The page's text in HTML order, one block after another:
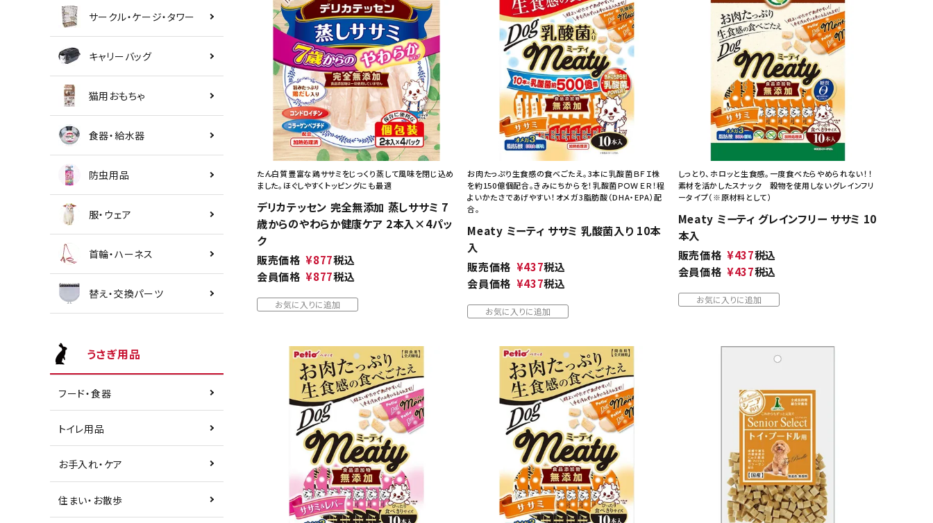
サークル・ケージ・タワー
キャリーバッグ
猫用おもちゃ
食器・給水器
防虫用品
服・ウェア
首輪・ハーネス
替え・交換パーツ
うさぎ用品
フード・食器
トイレ用品
お手入れ・ケア
住まい・お散歩
たん白質豊富な鶏ササミをじっくり蒸して風味を閉じ込め
ました。ほぐしやすくトッピングにも最適
デリカテッセン 完全無添加 蒸しササミ 7
歳からのやわらか健康ケア 2本入×4パッ
ク
販売価格 ¥877税込
会員価格 ¥877税込
お気に入りに追加
お肉たっぷり生食感の食べごたえ。3本に乳酸菌ＢＦＩ株
を約150億個配合。きみにちからを！乳酸菌ＰＯＷＥＲ！程
よいかたさであげやすい！オメガ3脂肪酸（DHA・EPA）配
合。
Meaty ミーティ ササミ 乳酸菌入り 10本
入
販売価格 ¥437税込
会員価格 ¥437税込
お気に入りに追加
しっとり、ホロッと生食感。一度食べたらやめられない！！
素材を活かしたスナック 穀物を使用しないグレインフリ
ータイプ（※原材料として）
Meaty ミーティ グレインフリー ササミ 10
本入
販売価格 ¥437税込
会員価格 ¥437税込
お気に入りに追加